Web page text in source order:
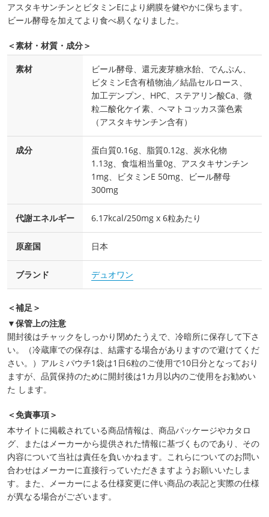
アスタキサンチンとビタミンEにより網膜を健やかに保ちます。
ビール酵母を加えてより食べ易くなりました。
＜素材・材質・成分＞
素材
ビール酵母、還元麦芽糖水飴、でんぷん、
ビタミンE含有植物油／結晶セルロース、
加工デンプン、HPC、ステアリン酸Ca、微
粒二酸化ケイ素、ヘマトコッカス藻色素
（アスタキサンチン含有）
成分
蛋白質0.16g、脂質0.12g、炭水化物
1.13g、食塩相当量0g、アスタキサンチン
1mg、ビタミンE 50mg、ビール酵母
300mg
代謝エネルギー 6.17kcal/250mg x 6粒あたり
原産国 日本
ブランド デュオワン
＜補足＞
▼保管上の注意
開封後はチャックをしっかり閉めたうえで、冷暗所に保存して下さ
い。（冷蔵庫での保存は、結露する場合がありますので避けてくだ
さい。）アルミパウチ1袋は1日6粒のご使用で10日分となっており
ますが、品質保持のために開封後は1カ月以内のご使用をお勧めい
た します。
＜免責事項＞
本サイトに掲載されている商品情報は、商品パッケージやカタロ
グ、またはメーカーから提供された情報に基づくものであり、その
内容について当社は責任を負いかねます。これらについてのお問い
合わせはメーカーに直接行っていただきますようお願いいたしま
す。また、メーカーによる仕様変更に伴い商品の表記と実際の仕様
が異なる場合がございます。